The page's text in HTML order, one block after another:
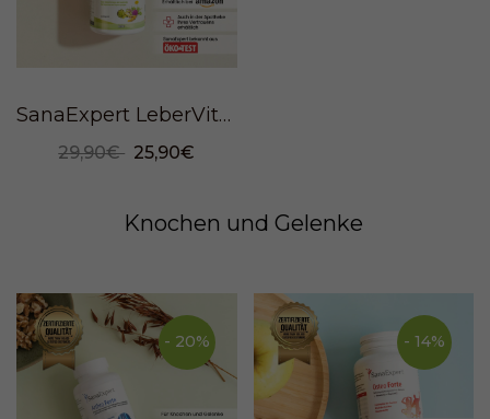
SanaExpert LeberVital Pro, 120 Kapseln
29,90€ 25,90€
Knochen und Gelenke
- 20% - 14%